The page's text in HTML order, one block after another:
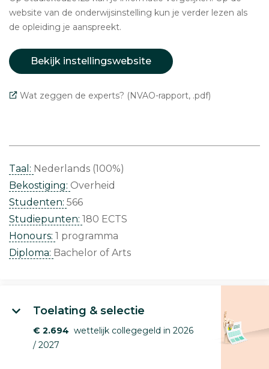
website van de onderwijsinstelling kun je verder lezen als
de opleiding je aanspreekt.
Bekijk instellingswebsite
Wat zeggen de experts? (NVAO-rapport, .pdf)
Taal: Nederlands (100%)
Bekostiging: Overheid
Studenten: 566
Studiepunten: 180 ECTS
Honours: 1 programma
Diploma: Bachelor of Arts
Toelating & selectie
€ 2.694 wettelijk collegegeld in 2026
/ 2027